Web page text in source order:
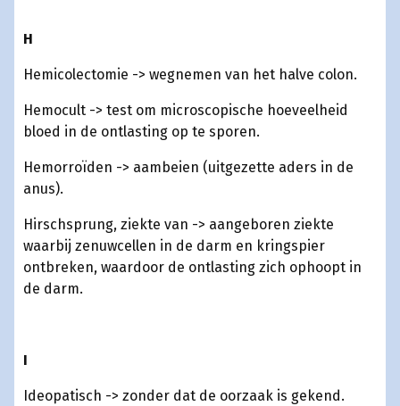
H
Hemicolectomie -> wegnemen van het halve colon.
Hemocult -> test om microscopische hoeveelheid
bloed in de ontlasting op te sporen.
Hemorroïden -> aambeien (uitgezette aders in de
anus).
Hirschsprung, ziekte van -> aangeboren ziekte
waarbij zenuwcellen in de darm en kringspier
ontbreken, waardoor de ontlasting zich ophoopt in
de darm.
I
Ideopatisch -> zonder dat de oorzaak is gekend.